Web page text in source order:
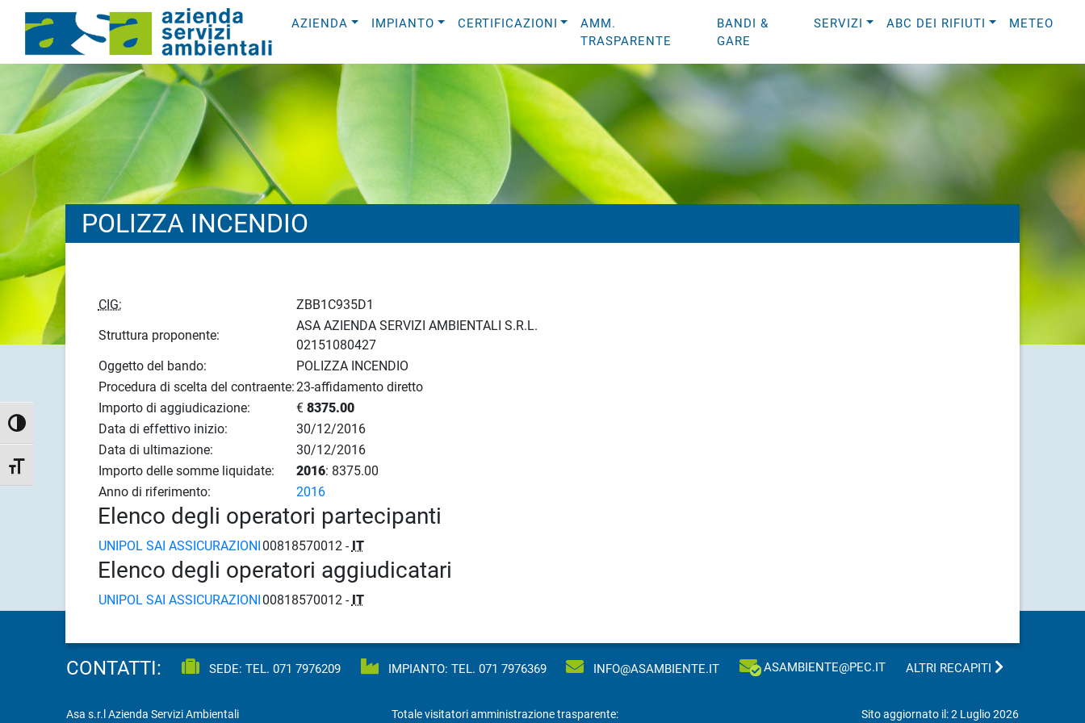
Attiva/disattiva alto contrasto
Attiva/disattiva dimensione testo
AZIENDA IMPIANTO CERTIFICAZIONI
AMM.
TRASPARENTE
BANDI &
GARE
SERVIZI ABC DEI RIFIUTI METEO
POLIZZA INCENDIO
CIG:
ZBB1C935D1
Struttura proponente:
ASA AZIENDA SERVIZI AMBIENTALI S.R.L.
02151080427
Oggetto del bando:
POLIZZA INCENDIO
Procedura di scelta del contraente:23-affidamento diretto
Importo di aggiudicazione:
€ 8375.00
Data di effettivo inizio:
30/12/2016
Data di ultimazione:
30/12/2016
Importo delle somme liquidate:
2016: 8375.00
Anno di riferimento:
2016
Elenco degli operatori partecipanti
UNIPOL SAI ASSICURAZIONI 00818570012 - IT
Elenco degli operatori aggiudicatari
UNIPOL SAI ASSICURAZIONI 00818570012 - IT
CONTATTI: SEDE: TEL. 071 7976209 IMPIANTO: TEL. 071 7976369 INFO@ASAMBIENTE.IT ASAMBIENTE@PEC.IT ALTRI RECAPITI
Asa s.r.l Azienda Servizi Ambientali Totale visitatori amministrazione trasparente: Sito aggiornato il: 2 Luglio 2026